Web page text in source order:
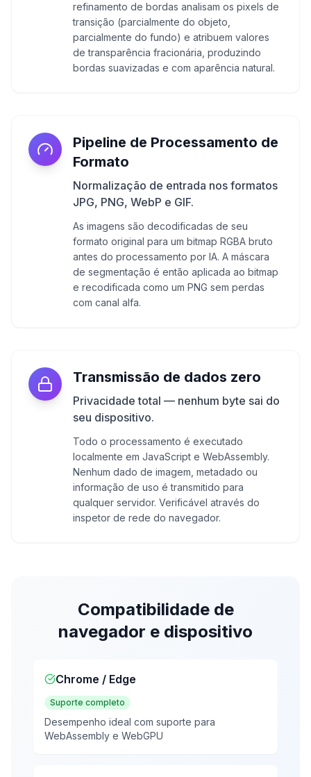
refinamento de bordas analisam os pixels de
transição (parcialmente do objeto,
parcialmente do fundo) e atribuem valores
de transparência fracionária, produzindo
bordas suavizadas e com aparência natural.
Pipeline de Processamento de
Formato
Normalização de entrada nos formatos
JPG, PNG, WebP e GIF.
As imagens são decodificadas de seu
formato original para um bitmap RGBA bruto
antes do processamento por IA. A máscara
de segmentação é então aplicada ao bitmap
e recodificada como um PNG sem perdas
com canal alfa.
Transmissão de dados zero
Privacidade total — nenhum byte sai do
seu dispositivo.
Todo o processamento é executado
localmente em JavaScript e WebAssembly.
Nenhum dado de imagem, metadado ou
informação de uso é transmitido para
qualquer servidor. Verificável através do
inspetor de rede do navegador.
Compatibilidade de
navegador e dispositivo
Chrome / Edge
Suporte completo
Desempenho ideal com suporte para
WebAssembly e WebGPU